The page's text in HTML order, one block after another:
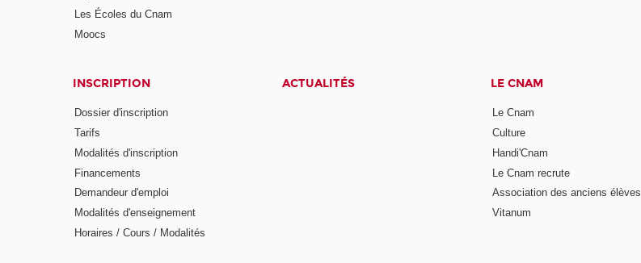
Les Écoles du Cnam
Moocs
INSCRIPTION
Dossier d'inscription
Tarifs
Modalités d'inscription
Financements
Demandeur d'emploi
Modalités d'enseignement
Horaires / Cours / Modalités
ACTUALITÉS LE CNAM
Le Cnam
Culture
Handi'Cnam
Le Cnam recrute
Association des anciens élèves
Vitanum